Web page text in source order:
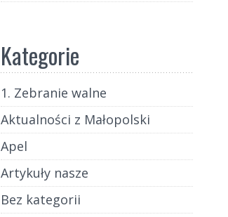
Kategorie
1. Zebranie walne
Aktualności z Małopolski
Apel
Artykuły nasze
Bez kategorii